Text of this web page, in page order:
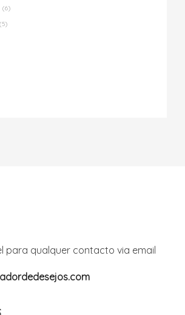
(6)
(5)
para qualquer contacto via email